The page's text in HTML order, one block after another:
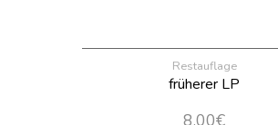
Restauflage
früherer LP